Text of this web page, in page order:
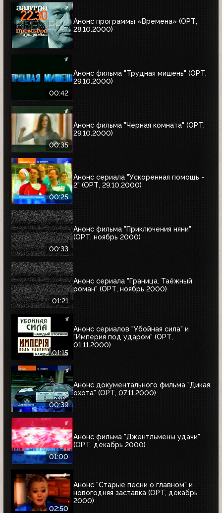
Анонс программы «Времена» (ОРТ,
28.10.2000)
00:42
Анонс фильма "Трудная мишень" (ОРТ,
29.10.2000)
00:35
Анонс фильма "Черная комната" (ОРТ,
29.10.2000)
00:25
Анонс сериала "Ускоренная помощь -
2" (ОРТ, 29.10.2000)
00:33
Анонс фильма "Приключения няни"
(ОРТ, ноябрь 2000)
01:21
Анонс сериала "Граница. Таёжный
роман" (ОРТ, ноябрь 2000)
01:15
Анонс сериалов "Убойная сила" и
"Империя под ударом" (ОРТ,
01.11.2000)
00:39
Анонс документального фильма "Дикая
охота" (ОРТ, 07.11.2000)
01:00
Анонс фильма "Джентльмены удачи"
(ОРТ, декабрь 2000)
02:50
Анонс "Старые песни о главном" и
новогодняя заставка (ОРТ, декабрь
2000)